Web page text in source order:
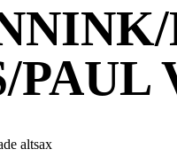
altsax